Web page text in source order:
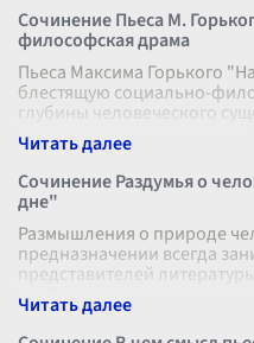
Сочинение Пьеса М.
философская драма
Пьеса Максима Горького
блестящую социально-
глубины человеческого
структуры своего времени. Н
Сочинение Раздумья о
дне"
Размышления о природе
предназначении всегда
представителей
особое место занимает